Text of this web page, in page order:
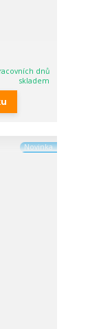
dnů
skladem
Novinka